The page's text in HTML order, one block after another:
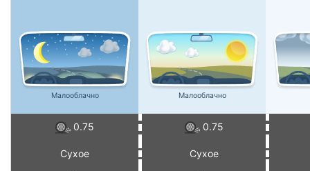
Малооблачно Малооблачно
0.75 0.75
Сухое Сухое